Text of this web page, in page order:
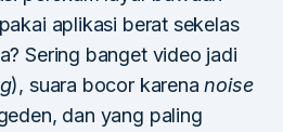
aplikasi berat sekelas
Sering banget video jadi
), suara bocor karenanoise
dan yang paling